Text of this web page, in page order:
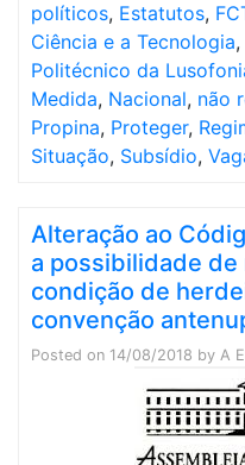
políticos, Estatutos,
Ciência e a Tecnologia,
Politécnico da
Medida, Nacional, não
Propina, Proteger,
Situação, Subsídio,
Alteração ao
a possibilidade
condição de
convenção
Posted on 14/08/2018 by A